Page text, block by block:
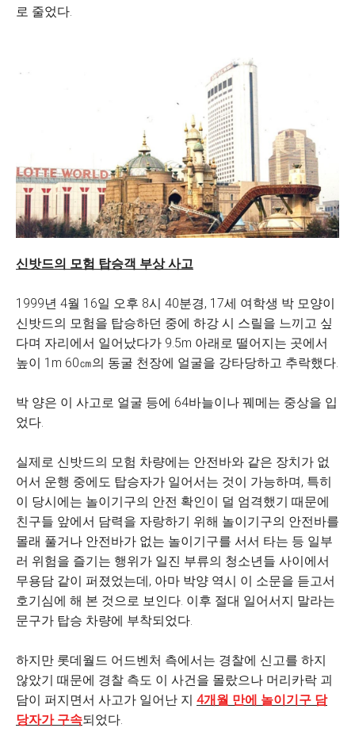
로 줄었다.
신밧드의 모험 탑승객 부상 사고
1999년 4월 16일 오후 8시 40분경, 17세 여학생 박 모양이
신밧드의 모험을 탑승하던 중에 하강 시 스릴을 느끼고 싶
다며 자리에서 일어났다가 9.5m 아래로 떨어지는 곳에서
높이 1m 60㎝의 동굴 천장에 얼굴을 강타당하고 추락했다.
박 양은 이 사고로 얼굴 등에 64바늘이나 꿰메는 중상을 입
었다.
실제로 신밧드의 모험 차량에는 안전바와 같은 장치가 없
어서 운행 중에도 탑승자가 일어서는 것이 가능하며, 특히
이 당시에는 놀이기구의 안전 확인이 덜 엄격했기 때문에
친구들 앞에서 담력을 자랑하기 위해 놀이기구의 안전바를
몰래 풀거나 안전바가 없는 놀이기구를 서서 타는 등 일부
러 위험을 즐기는 행위가 일진 부류의 청소년들 사이에서
무용담 같이 퍼졌었는데, 아마 박양 역시 이 소문을 듣고서
호기심에 해 본 것으로 보인다. 이후 절대 일어서지 말라는
문구가 탑승 차량에 부착되었다.
하지만 롯데월드 어드벤처 측에서는 경찰에 신고를 하지
않았기 때문에 경찰 측도 이 사건을 몰랐으나 머리카락 괴
담이 퍼지면서 사고가 일어난 지 4개월 만에 놀이기구 담
당자가 구속되었다.